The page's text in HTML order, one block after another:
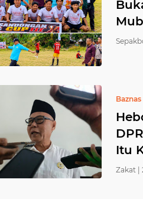
Baznas
Itu
Zakat |